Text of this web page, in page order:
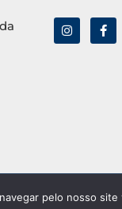
pelo nosso